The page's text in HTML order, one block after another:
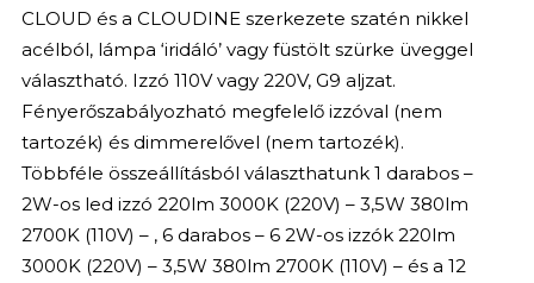
CLOUD és a CLOUDINE szerkezete szatén nikkel
acélból, lámpa ‘iridáló’ vagy füstölt szürke üveggel
választható. Izzó 110V vagy 220V, G9 aljzat.
Fényerőszabályozható megfelelő izzóval (nem
tartozék) és dimmerelővel (nem tartozék).
Többféle összeállításból választhatunk 1 darabos –
2W-os led izzó 220lm 3000K (220V) – 3,5W 380lm
2700K (110V) – , 6 darabos – 6 2W-os izzók 220lm
3000K (220V) – 3,5W 380lm 2700K (110V) – és a 12